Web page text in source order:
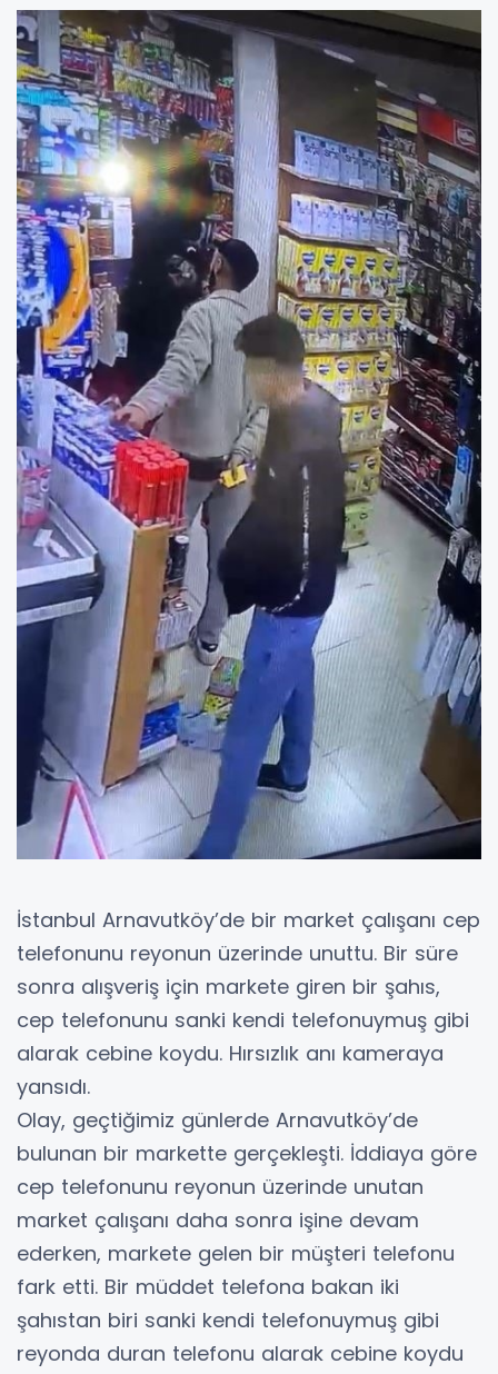
İstanbul Arnavutköy’de bir market çalışanı cep
telefonunu reyonun üzerinde unuttu. Bir süre
sonra alışveriş için markete giren bir şahıs,
cep telefonunu sanki kendi telefonuymuş gibi
alarak cebine koydu. Hırsızlık anı kameraya
yansıdı.
Olay, geçtiğimiz günlerde Arnavutköy’de
bulunan bir markette gerçekleşti. İddiaya göre
cep telefonunu reyonun üzerinde unutan
market çalışanı daha sonra işine devam
ederken, markete gelen bir müşteri telefonu
fark etti. Bir müddet telefona bakan iki
şahıstan biri sanki kendi telefonuymuş gibi
reyonda duran telefonu alarak cebine koydu